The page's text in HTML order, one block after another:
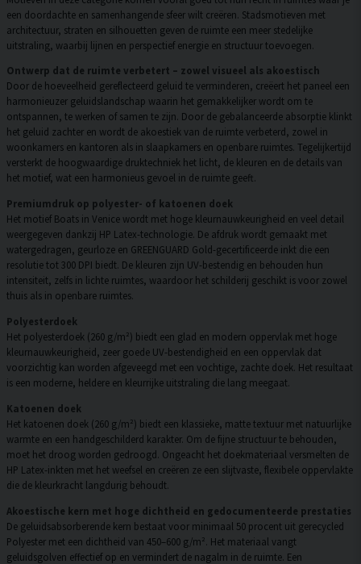
een doordachte en samenhangende sfeer wilt creëren. Stadsmotieven met
architectuur, straten en silhouetten geven de ruimte een meer stedelijke
uitstraling, waarbij lijnen en perspectief energie en structuur toevoegen.
Ontwerp dat de ruimte verbetert – zowel visueel als akoestisch
Door de hoeveelheid gereflecteerd geluid te verminderen, creëert het paneel een
harmonieuzer geluidslandschap waarin het gemakkelijker wordt om te
ontspannen, te werken of samen te zijn. Door de gebalanceerde absorptie klinkt
het geluid zachter en wordt de akoestiek van de ruimte verbeterd, zowel in
woonkamers en kantoren als in slaapkamers en openbare ruimtes. Tegelijkertijd
versterkt de hoogwaardige druktechniek het licht, de kleuren en de details van
het motief, wat een harmonieus gevoel in de ruimte geeft.
Premiumdruk op polyester- of katoenen doek
Het motief Boats in Venice wordt met hoge kleurnauwkeurigheid en veel detail
weergegeven dankzij HP Latex-technologie. De afdruk wordt gemaakt met
watergedragen, geurloze en GREENGUARD Gold-gecertificeerde inkt die een
resolutie tot 300 DPI biedt. De kleuren zijn UV-bestendig en behouden hun
intensiteit, zelfs in lichte ruimtes, waardoor het schilderij geschikt is voor zowel
thuis als in openbare ruimtes.
Polyesterdoek
Het polyesterdoek (260 g/m²) biedt een glad en modern oppervlak met hoge
kleurnauwkeurigheid, zeer goede UV-bestendigheid en een oppervlak dat
voorzichtig kan worden afgeveegd met een vochtige, zachte doek. Het resultaat
is een moderne, heldere en kleurrijke uitstraling die lang meegaat.
Katoenen doek
Het katoenen doek (260 g/m²) biedt een klassieke, matte textuur met natuurlijke
warmte en een handgeschilderd karakter. Om de fijne structuur te behouden,
moet het droog worden gedroogd. Ongeacht het doekmateriaal versmelten de
HP Latex-inkten met het weefsel en creëren ze een slijtvaste, flexibele oppervlakte
die de kleurkracht langdurig behoudt.
Akoestische kern met hoge dichtheid en gedocumenteerde prestaties
De geluidsabsorberende kern bestaat voor minimaal 50 procent uit gerecycled
Polyester met een dichtheid van 450–600 g/m². Het materiaal vangt
geluidsgolven effectief op en vermindert de nagalm in de ruimte. Een